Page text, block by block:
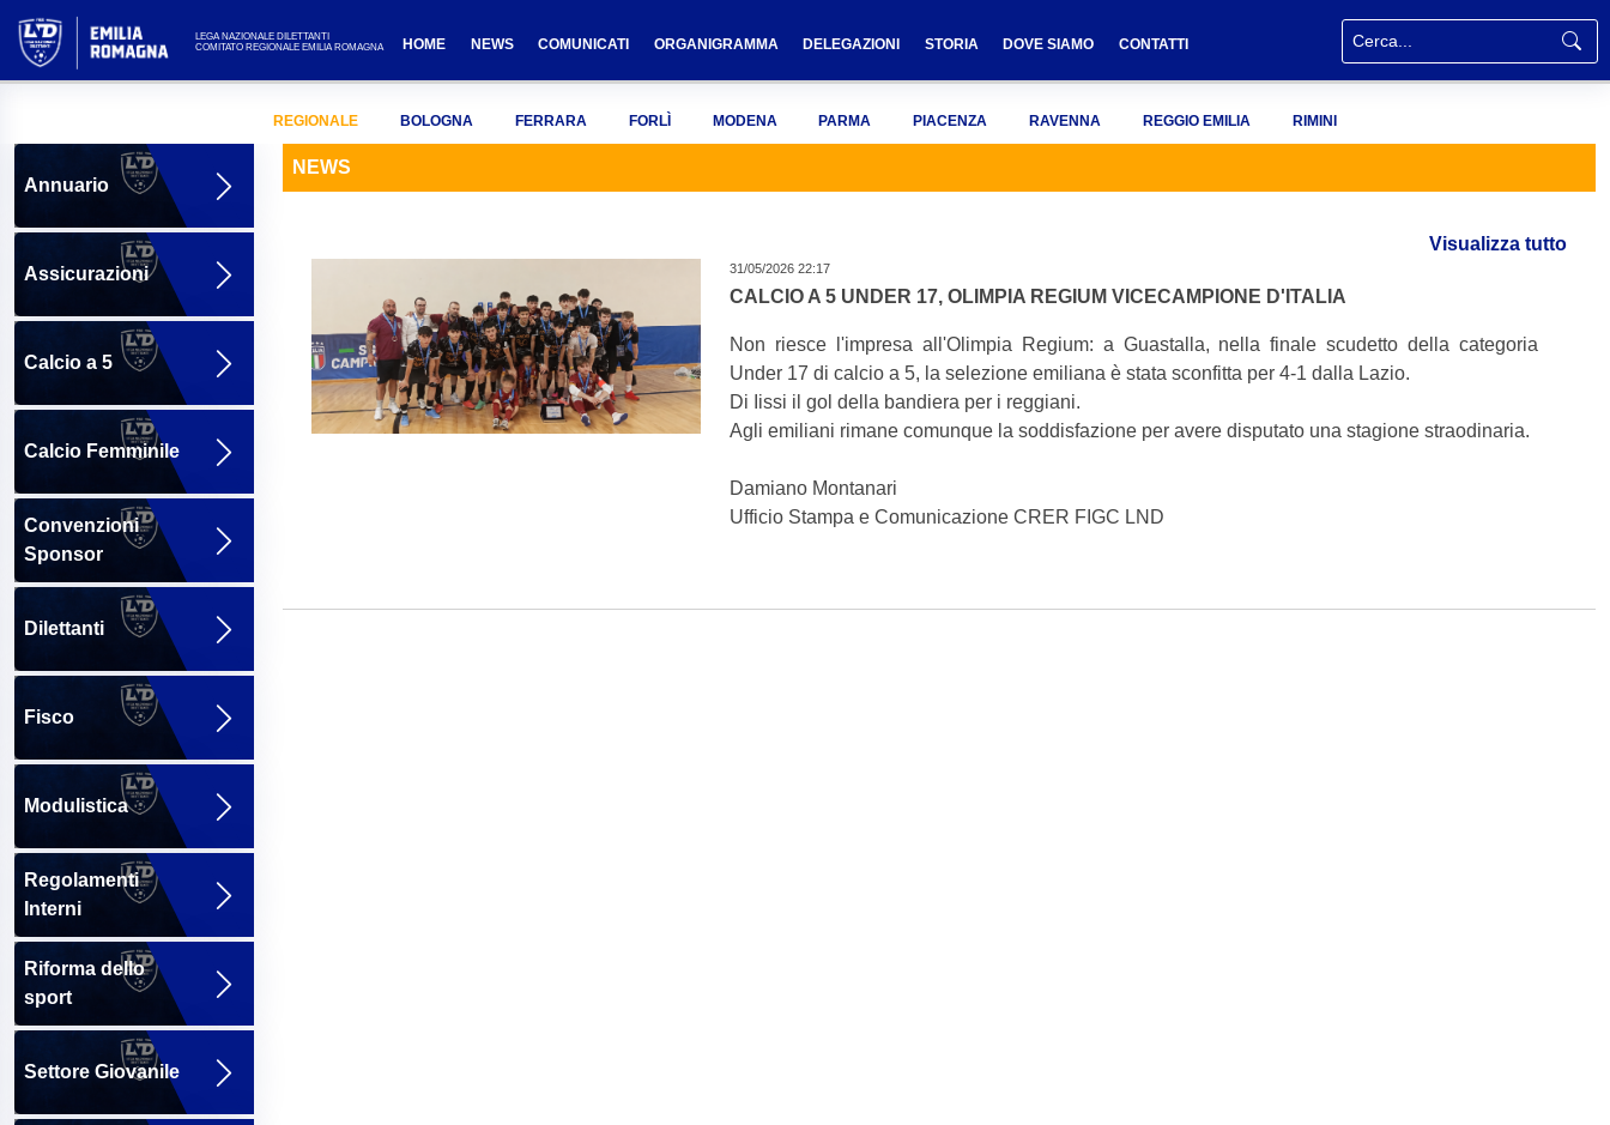
LEGA NAZIONALE DILETTANTI
COMITATO REGIONALE EMILIA ROMAGNA
HOME NEWS COMUNICATI ORGANIGRAMMA DELEGAZIONI STORIA DOVE SIAMO CONTATTI
REGIONALE BOLOGNA FERRARA FORLÌ MODENA PARMA PIACENZA RAVENNA REGGIO EMILIA RIMINI
Annuario
Assicurazioni
Calcio a 5
Calcio Femminile
Convenzioni
Sponsor
Dilettanti
Fisco
Modulistica
Regolamenti
Interni
Riforma dello
sport
Settore Giovanile
NEWS
Visualizza tutto
31/05/2026 22:17
CALCIO A 5 UNDER 17, OLIMPIA REGIUM VICECAMPIONE D'ITALIA
Non riesce l'impresa all'Olimpia Regium: a Guastalla, nella finale scudetto della categoria
Under 17 di calcio a 5, la selezione emiliana è stata sconfitta per 4-1 dalla Lazio.
Di Iissi il gol della bandiera per i reggiani.
Agli emiliani rimane comunque la soddisfazione per avere disputato una stagione straodinaria.
Damiano Montanari
Ufficio Stampa e Comunicazione CRER FIGC LND